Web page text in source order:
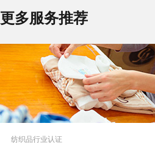
更多服务推荐
纺织品行业认证